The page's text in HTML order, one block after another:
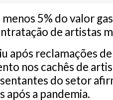
5% do valor
de artistas
após reclamações de
nos cachês de
do setor
após a pandemia.